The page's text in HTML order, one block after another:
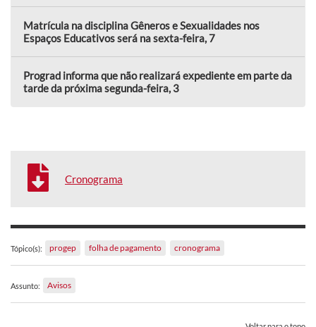
Matrícula na disciplina Gêneros e Sexualidades nos
Espaços Educativos será na sexta-feira, 7
Prograd informa que não realizará expediente em parte da
tarde da próxima segunda-feira, 3
Cronograma
Tópico(s): progep folha de pagamento cronograma
Assunto: Avisos